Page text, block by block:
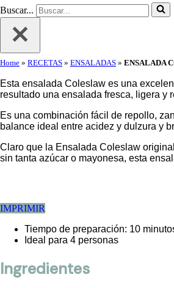
Buscar...
Home » RECETAS » ENSALADAS » ENSALADA
Esta ensalada Coleslaw es una
resultado una ensalada fresca, ligera y
Es una combinación fácil de repollo,
balance ideal entre acidez y dulzura y
Claro que la Ensalada Coleslaw
sin tanta azúcar o mayonesa, esta
IMPRIMIR
Tiempo de preparación: 10
Ideal para 4 personas
Ingredientes